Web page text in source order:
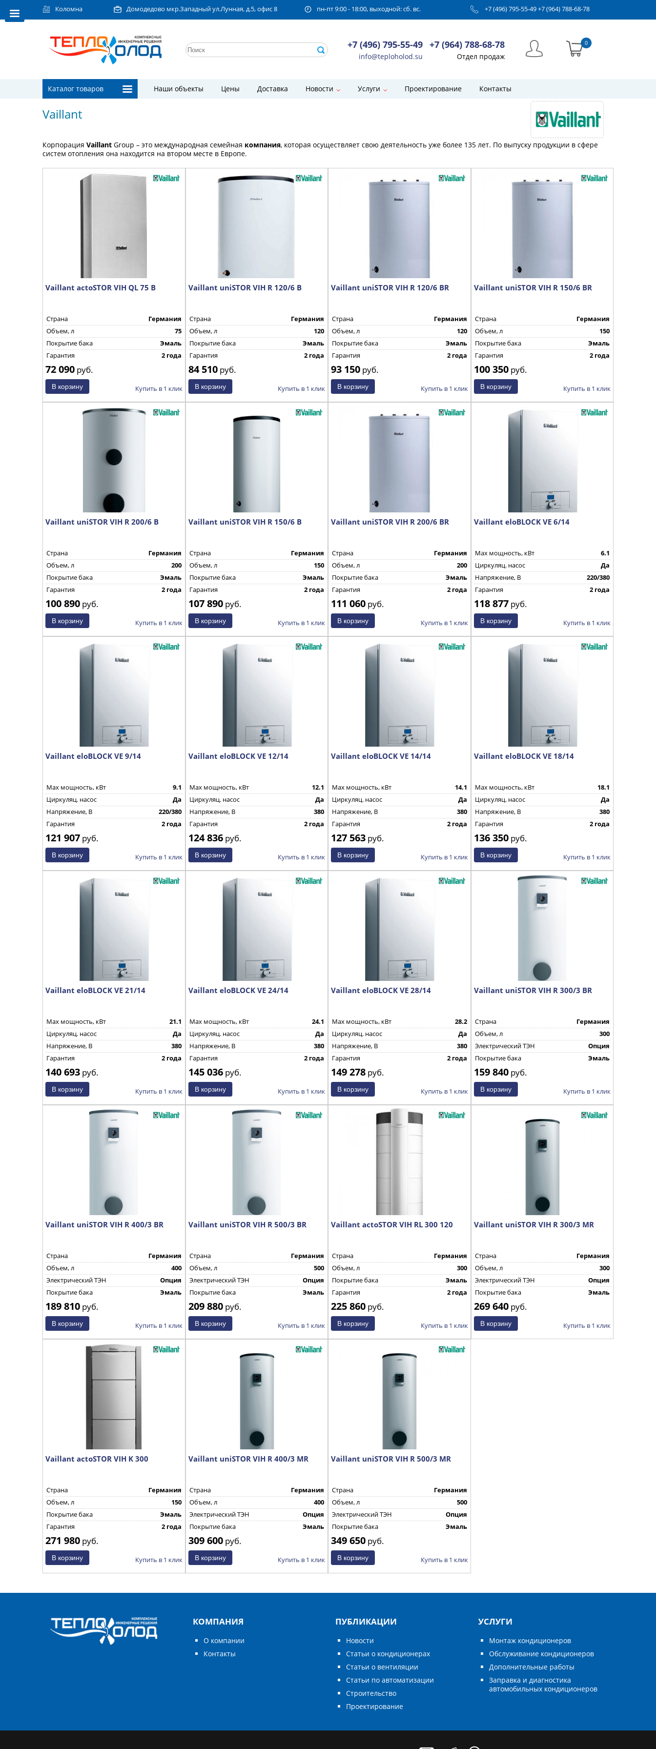
Коломна Домодедово мкр.Западный ул.Лунная, д.5, офис 8 пн-пт 9:00 - 18:00, выходной: сб. вс. +7 (496) 795-55-49+7 (964) 788-68-78
+7 (496) 795-55-49
info@teploholod.su
+7 (964) 788-68-78
Отдел продаж
0
Каталог товаров Наши объекты Цены Доставка Новости Услуги Проектирование Контакты
Vaillant
Корпорация Vaillant Group – это международная семейная компания, которая осуществляет свою деятельность уже более 135 лет. По выпуску продукции в сфере
систем отопления она находится на втором месте в Европе.
Vaillant actoSTOR VIH QL 75 B
Страна
Германия
Объем, л
75
Покрытие бака
Эмаль
Гарантия
2 года
72 090 руб.
Купить в 1 клик
Vaillant uniSTOR VIH R 120/6 В
Страна
Германия
Объем, л
120
Покрытие бака
Эмаль
Гарантия
2 года
84 510руб.
Купить в 1 клик
Vaillant uniSTOR VIH R 120/6 ВR
Страна
Германия
Объем, л
120
Покрытие бака
Эмаль
Гарантия
2 года
93 150 руб.
Купить в 1 клик
Vaillant uniSTOR VIH R 150/6 ВR
Страна
Германия
Объем, л
150
Покрытие бака
Эмаль
Гарантия
2 года
100 350руб.
Купить в 1 клик
Vaillant uniSTOR VIH R 200/6 В
Страна
Германия
Объем, л
200
Покрытие бака
Эмаль
Гарантия
2 года
100 890 руб.
Купить в 1 клик
Vaillant uniSTOR VIH R 150/6 В
Страна
Германия
Объем, л
150
Покрытие бака
Эмаль
Гарантия
2 года
107 890руб.
Купить в 1 клик
Vaillant uniSTOR VIH R 200/6 ВR
Страна
Германия
Объем, л
200
Покрытие бака
Эмаль
Гарантия
2 года
111 060 руб.
Купить в 1 клик
Vaillant eloBLOCK VE 6/14
Max мощность, кВт
6.1
Циркуляц. насос
Да
Напряжение, В
220/380
Гарантия
2 года
118 877руб.
Купить в 1 клик
Vaillant eloBLOCK VE 9/14
Max мощность, кВт
9.1
Циркуляц. насос
Да
Напряжение, В
220/380
Гарантия
2 года
121 907 руб.
Купить в 1 клик
Vaillant eloBLOCK VE 12/14
Max мощность, кВт
12.1
Циркуляц. насос
Да
Напряжение, В
380
Гарантия
2 года
124 836руб.
Купить в 1 клик
Vaillant eloBLOCK VE 14/14
Max мощность, кВт
14.1
Циркуляц. насос
Да
Напряжение, В
380
Гарантия
2 года
127 563 руб.
Купить в 1 клик
Vaillant eloBLOCK VE 18/14
Max мощность, кВт
18.1
Циркуляц. насос
Да
Напряжение, В
380
Гарантия
2 года
136 350руб.
Купить в 1 клик
Vaillant eloBLOCK VE 21/14
Max мощность, кВт
21.1
Циркуляц. насос
Да
Напряжение, В
380
Гарантия
2 года
140 693 руб.
Купить в 1 клик
Vaillant eloBLOCK VE 24/14
Max мощность, кВт
24.1
Циркуляц. насос
Да
Напряжение, В
380
Гарантия
2 года
145 036руб.
Купить в 1 клик
Vaillant eloBLOCK VE 28/14
Max мощность, кВт
28.2
Циркуляц. насос
Да
Напряжение, В
380
Гарантия
2 года
149 278 руб.
Купить в 1 клик
Vaillant uniSTOR VIH R 300/3 BR
Страна
Германия
Объем, л
300
Электрический ТЭН
Опция
Покрытие бака
Эмаль
159 840руб.
Купить в 1 клик
Vaillant uniSTOR VIH R 400/3 BR
Страна
Германия
Объем, л
400
Электрический ТЭН
Опция
Покрытие бака
Эмаль
189 810 руб.
Купить в 1 клик
Vaillant uniSTOR VIH R 500/3 BR
Страна
Германия
Объем, л
500
Электрический ТЭН
Опция
Покрытие бака
Эмаль
209 880руб.
Купить в 1 клик
Vaillant actoSTOR VIH RL 300 120
Страна
Германия
Объем, л
300
Покрытие бака
Эмаль
Гарантия
2 года
225 860 руб.
Купить в 1 клик
Vaillant uniSTOR VIH R 300/3 MR
Страна
Германия
Объем, л
300
Электрический ТЭН
Опция
Покрытие бака
Эмаль
269 640руб.
Купить в 1 клик
Vaillant actoSTOR VIH K 300
Страна
Германия
Объем, л
150
Покрытие бака
Эмаль
Гарантия
2 года
271 980 руб.
Купить в 1 клик
Vaillant uniSTOR VIH R 400/3 MR
Страна
Германия
Объем, л
400
Электрический ТЭН
Опция
Покрытие бака
Эмаль
309 600руб.
Купить в 1 клик
Vaillant uniSTOR VIH R 500/3 MR
Страна
Германия
Объем, л
500
Электрический ТЭН
Опция
Покрытие бака
Эмаль
349 650 руб.
Купить в 1 клик
КОМПАНИЯ
О компании
Контакты
ПУБЛИКАЦИИ
Новости
Статьи о кондиционерах
Статьи о вентиляции
Статьи по автоматизации
Строительство
Проектирование
УСЛУГИ
Монтаж кондиционеров
Обслуживание кондиционеров
Дополнительные работы
Заправка и диагностика
автомобильных кондиционеров